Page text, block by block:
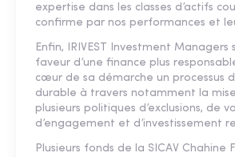
expertise dans les classes d’actifs
confirme par nos performances et
Enfin, IRIVEST Investment Managers
faveur d’une finance plus
cœur de sa démarche un processus
durable à travers notamment la
plusieurs politiques d’exclusions, de
d’engagement et d’investissement
Plusieurs fonds de la SICAV Chahine